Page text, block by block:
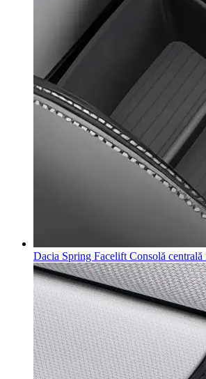
Dacia Spring Facelift Consolă centrală